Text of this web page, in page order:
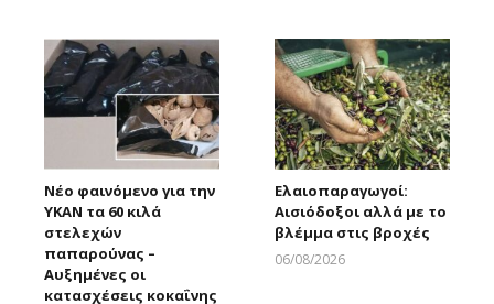
Νέο φαινόμενο για την
ΥΚΑΝ τα 60 κιλά
στελεχών
παπαρούνας –
Αυξημένες οι
κατασχέσεις κοκαΐνης
Ελαιοπαραγωγοί:
Αισιόδοξοι αλλά με το
βλέμμα στις βροχές
06/08/2026